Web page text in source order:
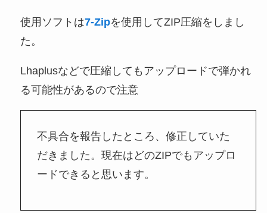
使用ソフトは7-Zipを使用してZIP圧縮をしまし
た。
Lhaplusなどで圧縮してもアップロードで弾かれ
る可能性があるので注意
不具合を報告したところ、修正していた
だきました。現在はどのZIPでもアップロ
ードできると思います。